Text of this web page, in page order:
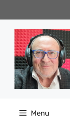
al
contenuto
Menu